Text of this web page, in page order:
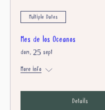
Multiple Dates
Mes de los Oceanos
dom, 25 sept
More info
Details